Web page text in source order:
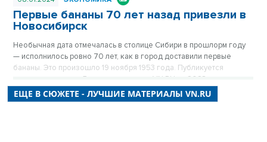
Первые бананы 70 лет назад привезли в
Новосибирск
Необычная дата отмечалась в столице Сибири в прошлорм году
— исполнилось ровно 70 лет, как в город доставили первые
бананы. Это произошло 19 ноября 1953 года. Публикуется
повторно в цикле «Лучшие материалы VN.RU за 2023 год».
ЕЩЕ В СЮЖЕТЕ - ЛУЧШИЕ МАТЕРИАЛЫ VN.RU